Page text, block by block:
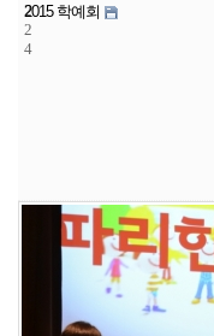
2
2
4
2015 학예회